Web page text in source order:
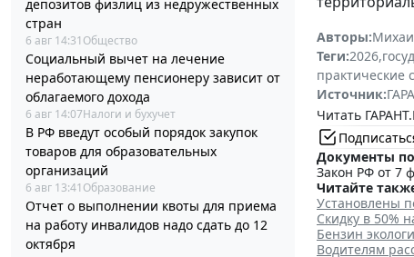
депозитов физлиц из недружественных
стран
6 авг 14:31 Общество
Социальный вычет на лечение
неработающему пенсионеру зависит от
облагаемого дохода
6 авг 14:07Налоги и бухучет
В РФ введут особый порядок закупок
товаров для образовательных
организаций
6 авг 13:41 Образование
Отчет о выполнении квоты для приема
на работу инвалидов надо сдать до 12
октября
Авторы:
Теги:2026,
практические
Источник:
Читать
Документы
Закон РФ от 7
Читайте
Установлены
Скидку в 50%
Бензин
Водителям